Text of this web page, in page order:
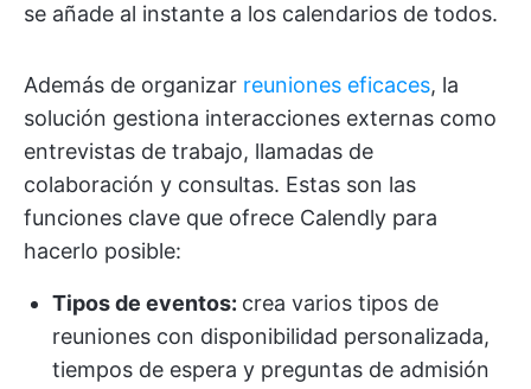
se añade al instante a los calendarios de todos.
Además de organizar reuniones eficaces, la
solución gestiona interacciones externas como
entrevistas de trabajo, llamadas de
colaboración y consultas. Estas son las
funciones clave que ofrece Calendly para
hacerlo posible:
Tipos de eventos: crea varios tipos de
reuniones con disponibilidad personalizada,
tiempos de espera y preguntas de admisión